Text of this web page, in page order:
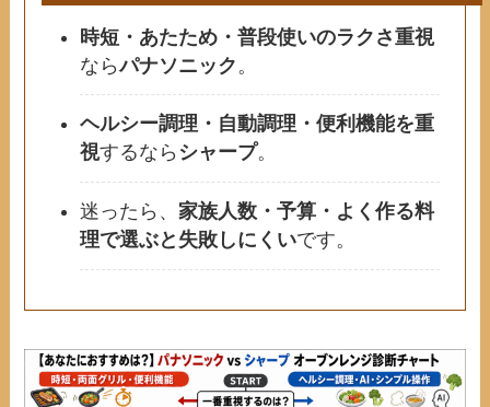
時短・あたため・普段使いのラクさ重視
ならパナソニック 。
ヘルシー調理・自動調理・便利機能を重
視するなら シャープ。
迷ったら、 家族人数・予算・よく作る料
理で選ぶと失敗しにくいです。